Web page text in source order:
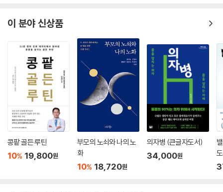
류의 두뇌 훈련으로 구성하였다. 게임마다 추가 활동이 포함되어, 하나의
게임을 통해 다방면의 인지능력을 고루 발달시킬 수 있고, 심화된 문제를
통해 다양한 난이도의 훈련을 할 수 있다. 또한, 아름다운 색상의 예쁜 그림
들로 이루어진 게임을 꾸준히 하다 보면 마음이 밝아지고, 힐링 되어 두뇌
건강에 많은 도움이 될 것이다. 두 번째, 두뇌 훈련 후 두뇌 휴식의 방법으
로 명상을 하면 두뇌 훈련의 효과를 최대화할 수 있다. 처음 명상을 접하는
사람들도 천천히 순서대로 따라 하며 하루 5분이라도 꾸준히 실천하면, 두
뇌 휴식의 효과를 볼 수 있다. 책에 소개된 여러 명상법 중 자신에게 맞는
명상법을 선택하여 지속하다 보면, 행복 호르몬인 세로토닌의 분비가 활성
화되고, 스트레스 호르몬이 감소하여 면역력이 증진된다.
두뇌 훈련을 통해 개선된 인지능력 또한 두뇌 휴식을 하는 동안 강화된다.
출렁이는 물결이 잦아들면 고요해진 물속이 깨끗이 보이듯, 바른 휴식을
통해 잡념이 쉬어지면 두뇌의 모든 능력은 저절로 향상된다. 이 책은 과도
이 분야 신상품
콩팥 골든 루틴
10% 19,800원
부모의 노쇠와 나의 노
화
10% 18,720원
의자병 (큰글자도서)
34,000원